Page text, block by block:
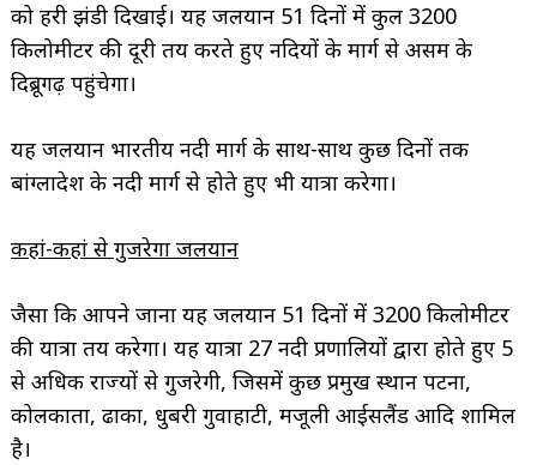
को हरी झंडी दिखाई। यह जलयान 51 दिनों में कुल 3200
किलोमीटर की दूरी तय करते हुए नदियों के मार्ग से असम के
दिब्रूगढ़ पहुंचेगा।
यह जलयान भारतीय नदी मार्ग के साथ-साथ कुछ दिनों तक
बांग्लादेश के नदी मार्ग से होते हुए भी यात्रा करेगा।
कहां-कहां से गुजरेगा जलयान
जैसा कि आपने जाना यह जलयान 51 दिनों में 3200 किलोमीटर
की यात्रा तय करेगा। यह यात्रा 27 नदी प्रणालियों द्वारा होते हुए 5
से अधिक राज्यों से गुजरेगी, जिसमें कुछ प्रमुख स्थान पटना,
कोलकाता, ढाका, धुबरी गुवाहाटी, मजूली आईसलैंड आदि शामिल
है।